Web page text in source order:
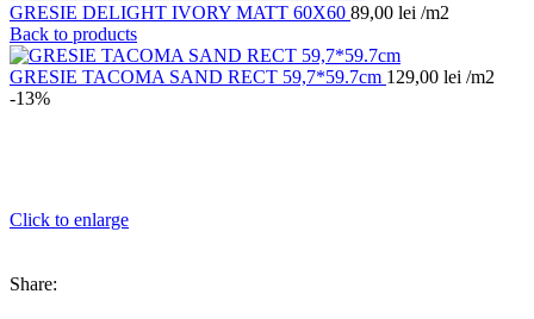
GRESIE DELIGHT IVORY MATT 60X60 89,00 lei /m2
Back to products
GRESIE TACOMA SAND RECT 59,7*59.7cm 129,00 lei /m2
-13%
Click to enlarge
Share: